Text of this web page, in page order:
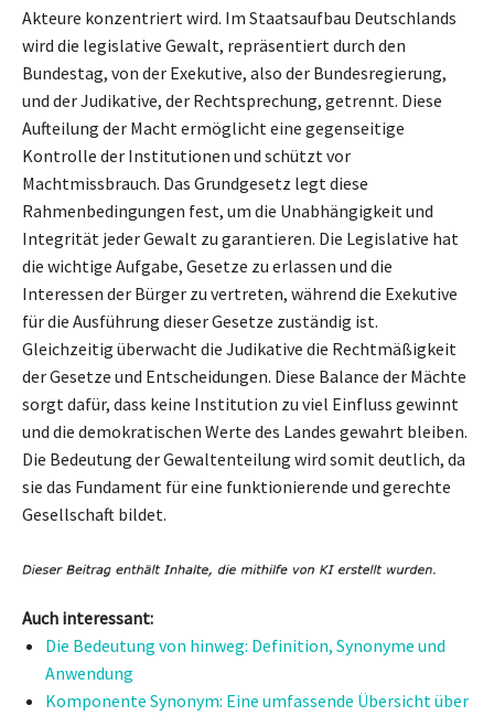
Akteure konzentriert wird. Im Staatsaufbau Deutschlands
wird die legislative Gewalt, repräsentiert durch den
Bundestag, von der Exekutive, also der Bundesregierung,
und der Judikative, der Rechtsprechung, getrennt. Diese
Aufteilung der Macht ermöglicht eine gegenseitige
Kontrolle der Institutionen und schützt vor
Machtmissbrauch. Das Grundgesetz legt diese
Rahmenbedingungen fest, um die Unabhängigkeit und
Integrität jeder Gewalt zu garantieren. Die Legislative hat
die wichtige Aufgabe, Gesetze zu erlassen und die
Interessen der Bürger zu vertreten, während die Exekutive
für die Ausführung dieser Gesetze zuständig ist.
Gleichzeitig überwacht die Judikative die Rechtmäßigkeit
der Gesetze und Entscheidungen. Diese Balance der Mächte
sorgt dafür, dass keine Institution zu viel Einfluss gewinnt
und die demokratischen Werte des Landes gewahrt bleiben.
Die Bedeutung der Gewaltenteilung wird somit deutlich, da
sie das Fundament für eine funktionierende und gerechte
Gesellschaft bildet.
Auch interessant:
Die Bedeutung von hinweg: Definition, Synonyme und
Anwendung
Komponente Synonym: Eine umfassende Übersicht über